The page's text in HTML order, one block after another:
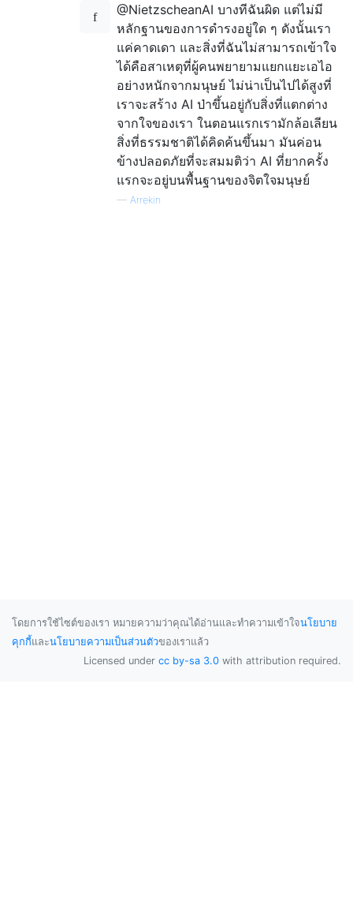
@NietzscheanAI บางทีฉันผิด แต่ไม่มี
หลักฐานของการดำรงอยู่ใด ๆ ดังนั้นเรา
แค่คาดเดา และสิ่งที่ฉันไม่สามารถเข้าใจ
ได้คือสาเหตุที่ผู้คนพยายามแยกแยะเอไอ
อย่างหนักจากมนุษย์ ไม่น่าเป็นไปได้สูงที่
เราจะสร้าง AI ป่าขึ้นอยู่กับสิ่งที่แตกต่าง
จากใจของเรา ในตอนแรกเรามักล้อเลียน
สิ่งที่ธรรมชาติได้คิดค้นขึ้นมา มันค่อน
ข้างปลอดภัยที่จะสมมติว่า AI ที่ยากครั้ง
แรกจะอยู่บนพื้นฐานของจิตใจมนุษย์
— Arrekin
โดยการใช้ไซต์ของเรา หมายความว่าคุณได้อ่านและทำความเข้าใจนโยบาย
คุกกี้และนโยบายความเป็นส่วนตัวของเราแล้ว
Licensed under cc by-sa 3.0 with attribution required.